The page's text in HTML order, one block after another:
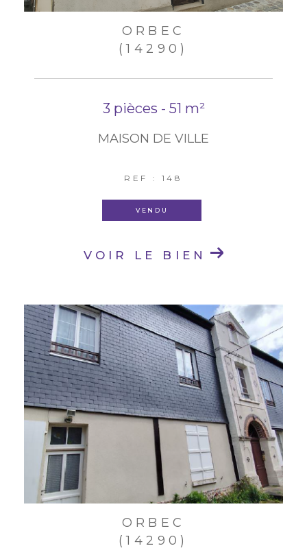
ORBEC
(14290)
3 pièces - 51 m²
MAISON DE VILLE
REF : 148
VENDU
VOIR LE BIEN
ORBEC
(14290)